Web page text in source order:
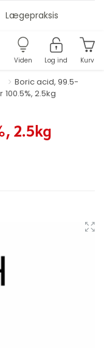
Lægepraksis
Viden Log ind Kurv
Boric acid, 99.5-
100.5%, 2.5kg
2.5kg